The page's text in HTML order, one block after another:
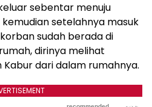
sebentar menuju
setelahnya masuk
sudah berada di
dirinya melihat
Kabur dari dalam rumahnya.